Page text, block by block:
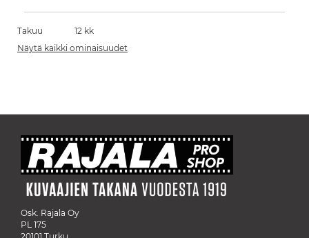
Takuu
12 kk
Näytä kaikki ominaisuudet
Osk. Rajala Oy
PL 175